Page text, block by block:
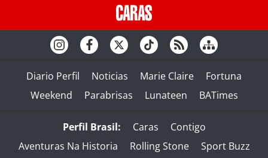
Diario Perfil Noticias Marie Claire
Fortuna
Weekend
Parabrisas Lunateen BATimes
Perfil Brasil: Caras
Contigo
Aventuras Na Historia
Rolling Stone Sport Buzz